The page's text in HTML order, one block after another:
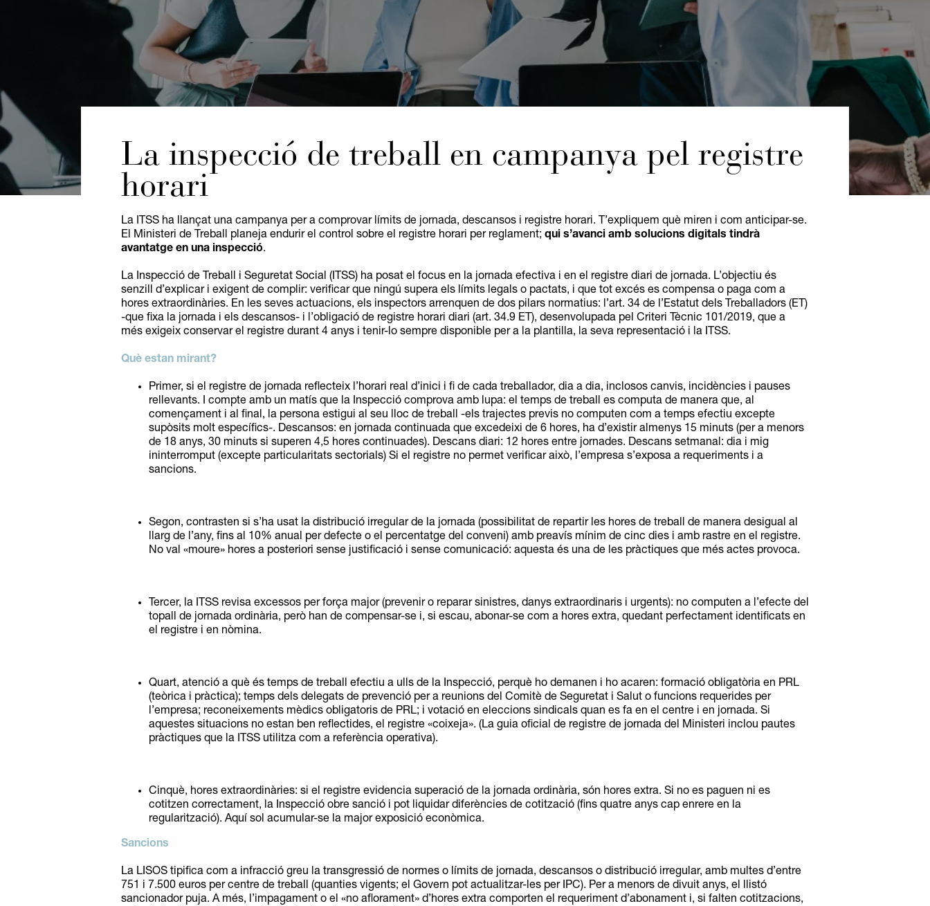
La inspecció de treball en campanya pel registre
horari
La ITSS ha llançat una campanya per a comprovar límits de jornada, descansos i registre horari. T’expliquem què miren i com anticipar-se.
El Ministeri de Treball planeja endurir el control sobre el registre horari per reglament; qui s’avanci amb solucions digitals tindrà
avantatge en una inspecció.
La Inspecció de Treball i Seguretat Social (ITSS) ha posat el focus en la jornada efectiva i en el registre diari de jornada. L’objectiu és
senzill d’explicar i exigent de complir: verificar que ningú supera els límits legals o pactats, i que tot excés es compensa o paga com a
hores extraordinàries. En les seves actuacions, els inspectors arrenquen de dos pilars normatius: l’art. 34 de l’Estatut dels Treballadors (ET)
-que fixa la jornada i els descansos- i l’obligació de registre horari diari (art. 34.9 ET), desenvolupada pel Criteri Tècnic 101/2019, que a
més exigeix conservar el registre durant 4 anys i tenir-lo sempre disponible per a la plantilla, la seva representació i la ITSS.
Què estan mirant?
Primer, si el registre de jornada reflecteix l’horari real d’inici i fi de cada treballador, dia a dia, inclosos canvis, incidències i pauses
rellevants. I compte amb un matís que la Inspecció comprova amb lupa: el temps de treball es computa de manera que, al
començament i al final, la persona estigui al seu lloc de treball -els trajectes previs no computen com a temps efectiu excepte
supòsits molt específics-. Descansos: en jornada continuada que excedeixi de 6 hores, ha d’existir almenys 15 minuts (per a menors
de 18 anys, 30 minuts si superen 4,5 hores continuades). Descans diari: 12 hores entre jornades. Descans setmanal: dia i mig
ininterromput (excepte particularitats sectorials) Si el registre no permet verificar això, l’empresa s’exposa a requeriments i a
sancions.
Segon, contrasten si s’ha usat la distribució irregular de la jornada (possibilitat de repartir les hores de treball de manera desigual al
llarg de l’any, fins al 10% anual per defecte o el percentatge del conveni) amb preavís mínim de cinc dies i amb rastre en el registre.
No val «moure» hores a posteriori sense justificació i sense comunicació: aquesta és una de les pràctiques que més actes provoca.
Tercer, la ITSS revisa excessos per força major (prevenir o reparar sinistres, danys extraordinaris i urgents): no computen a l’efecte del
topall de jornada ordinària, però han de compensar-se i, si escau, abonar-se com a hores extra, quedant perfectament identificats en
el registre i en nòmina.
Quart, atenció a què és temps de treball efectiu a ulls de la Inspecció, perquè ho demanen i ho acaren: formació obligatòria en PRL
(teòrica i pràctica); temps dels delegats de prevenció per a reunions del Comitè de Seguretat i Salut o funcions requerides per
l’empresa; reconeixements mèdics obligatoris de PRL; i votació en eleccions sindicals quan es fa en el centre i en jornada. Si
aquestes situacions no estan ben reflectides, el registre «coixeja». (La guia oficial de registre de jornada del Ministeri inclou pautes
pràctiques que la ITSS utilitza com a referència operativa).
Cinquè, hores extraordinàries: si el registre evidencia superació de la jornada ordinària, són hores extra. Si no es paguen ni es
cotitzen correctament, la Inspecció obre sanció i pot liquidar diferències de cotització (fins quatre anys cap enrere en la
regularització). Aquí sol acumular-se la major exposició econòmica.
Sancions
La LISOS tipifica com a infracció greu la transgressió de normes o límits de jornada, descansos o distribució irregular, amb multes d’entre
751 i 7.500 euros per centre de treball (quanties vigents; el Govern pot actualitzar-les per IPC). Per a menors de divuit anys, el llistó
sancionador puja. A més, l’impagament o el «no aflorament» d’hores extra comporten el requeriment d’abonament i, si falten cotitzacions,